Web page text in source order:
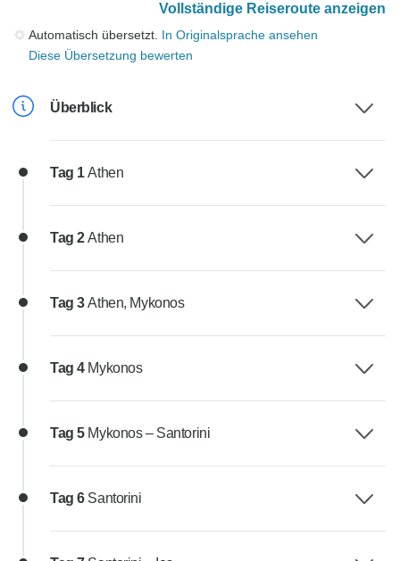
Vollständige Reiseroute anzeigen
Automatisch übersetzt. In Originalsprache ansehen
Diese Übersetzung bewerten
Überblick
Tag 1Athen
Tag 2Athen
Tag 3Athen, Mykonos
Tag 4 Mykonos
Tag 5 Mykonos – Santorini
Tag 6 Santorini